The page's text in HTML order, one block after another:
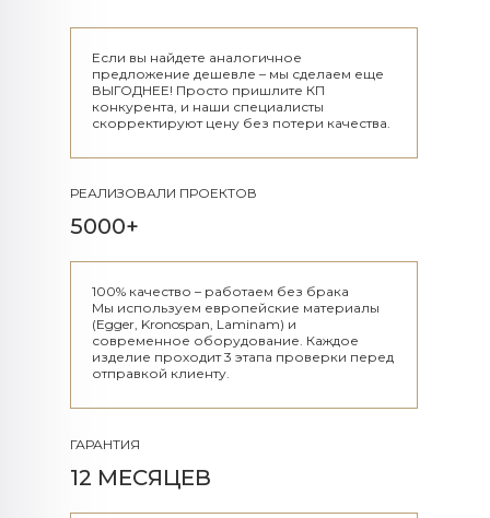
Если вы найдете аналогичное
предложение дешевле – мы сделаем еще
ВЫГОДНЕЕ! Просто пришлите КП
конкурента, и наши специалисты
скорректируют цену без потери качества.
РЕАЛИЗОВАЛИ ПРОЕКТОВ
5000+
100% качество – работаем без брака
Мы используем европейские материалы
(Egger, Kronospan, Laminam) и
современное оборудование. Каждое
изделие проходит 3 этапа проверки перед
отправкой клиенту.
ГАРАНТИЯ
12 МЕСЯЦЕВ